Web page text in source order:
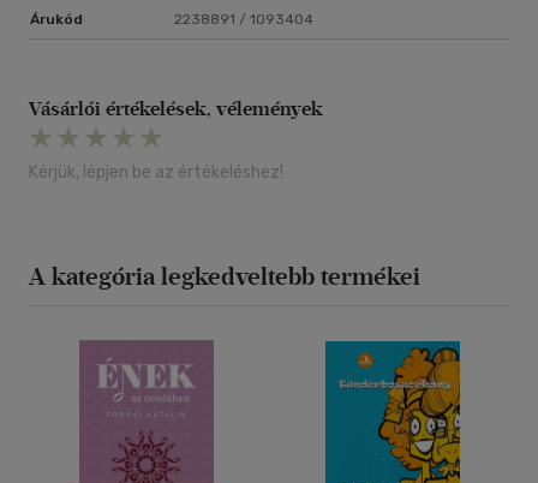
Árukód 2238891 / 1093404
Vásárlói értékelések, vélemények
Kérjük, lépjen be az értékeléshez!
A kategória legkedveltebb termékei